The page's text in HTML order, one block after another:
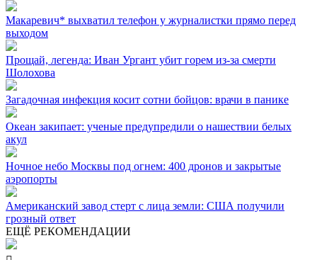
Макаревич* выхватил телефон у журналистки прямо перед
выходом
Прощай, легенда: Иван Ургант убит горем из-за смерти
Шолохова
Загадочная инфекция косит сотни бойцов: врачи в панике
Океан закипает: ученые предупредили о нашествии белых
акул
Ночное небо Москвы под огнем: 400 дронов и закрытые
аэропорты
Американский завод стерт с лица земли: США получили
грозный ответ
ЕЩЁ РЕКОМЕНДАЦИИ